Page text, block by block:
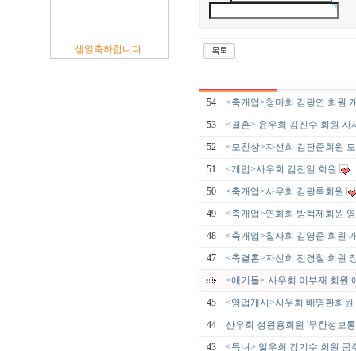
생일축하합니다.
54
<축개업>청마회 김광연 회원
53
<결혼> 윤우회 김진수 회원 자
52
<모친상>자선회 김판준회원
51
<개업>사우회 김진일 회원
50
<축개업>사우회 김광록회원
49
<축개업>연화회 방혁제회원
48
<축개업>칠사회 김영준 회원
47
<축결혼>자선회 전경철 회원
<애기돌> 사우회 이부재 회원
45
<영업개시>사우회 배명환회
44
산우회 정원용회원 '무한정보
43
<득녀> 일우회 김기수 회원 공